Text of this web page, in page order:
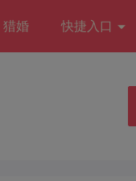
猎婚 快捷入口